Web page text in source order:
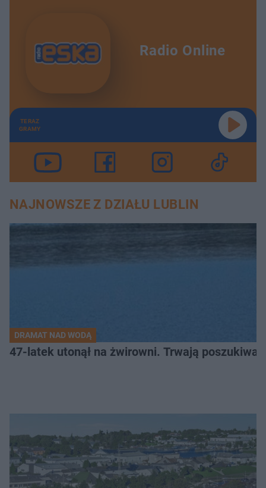
Radio Online
TERAZ
GRAMY
NAJNOWSZE Z DZIAŁU LUBLIN
DRAMAT NAD WODĄ
47-latek utonął na żwirowni. Trwają